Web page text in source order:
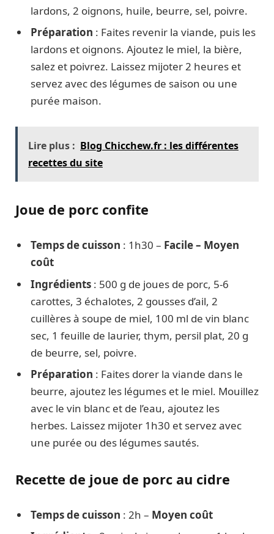
lardons, 2 oignons, huile, beurre, sel, poivre.
Préparation : Faites revenir la viande, puis les
lardons et oignons. Ajoutez le miel, la bière,
salez et poivrez. Laissez mijoter 2 heures et
servez avec des légumes de saison ou une
purée maison.
Lire plus : Blog Chicchew.fr : les différentes
recettes du site
Joue de porc confite
Temps de cuisson : 1h30 – Facile – Moyen
coût
Ingrédients : 500 g de joues de porc, 5-6
carottes, 3 échalotes, 2 gousses d’ail, 2
cuillères à soupe de miel, 100 ml de vin blanc
sec, 1 feuille de laurier, thym, persil plat, 20 g
de beurre, sel, poivre.
Préparation : Faites dorer la viande dans le
beurre, ajoutez les légumes et le miel. Mouillez
avec le vin blanc et de l’eau, ajoutez les
herbes. Laissez mijoter 1h30 et servez avec
une purée ou des légumes sautés.
Recette de joue de porc au cidre
Temps de cuisson : 2h – Moyen coût